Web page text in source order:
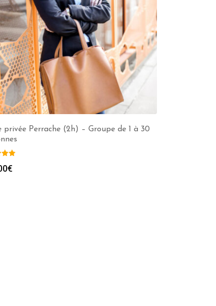
privée Perrache (2h) – Groupe de 1 à 30
€